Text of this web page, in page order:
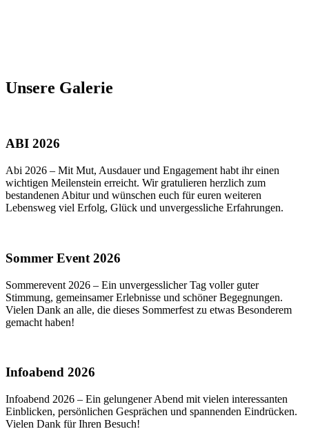
Unsere Galerie
ABI 2026
Abi 2026 – Mit Mut, Ausdauer und Engagement habt ihr einen
wichtigen Meilenstein erreicht. Wir gratulieren herzlich zum
bestandenen Abitur und wünschen euch für euren weiteren
Lebensweg viel Erfolg, Glück und unvergessliche Erfahrungen.
Sommer Event 2026
Sommerevent 2026 – Ein unvergesslicher Tag voller guter
Stimmung, gemeinsamer Erlebnisse und schöner Begegnungen.
Vielen Dank an alle, die dieses Sommerfest zu etwas Besonderem
gemacht haben!
Infoabend 2026
Infoabend 2026 – Ein gelungener Abend mit vielen interessanten
Einblicken, persönlichen Gesprächen und spannenden Eindrücken.
Vielen Dank für Ihren Besuch!